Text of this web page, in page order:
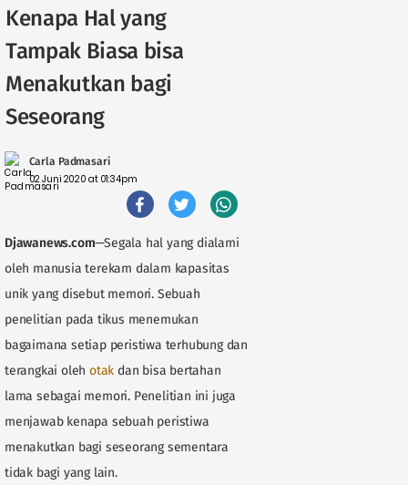
Kenapa Hal yang
Tampak Biasa bisa
Menakutkan bagi
Seseorang
Carla Padmasari
02 Juni 2020 at 01:34pm
Djawanews.com—Segala hal yang dialami
oleh manusia terekam dalam kapasitas
unik yang disebut memori. Sebuah
penelitian pada tikus menemukan
bagaimana setiap peristiwa terhubung dan
terangkai olehotak dan bisa bertahan
lama sebagai memori. Penelitian ini juga
menjawab kenapa sebuah peristiwa
menakutkan bagi seseorang sementara
tidak bagi yang lain.